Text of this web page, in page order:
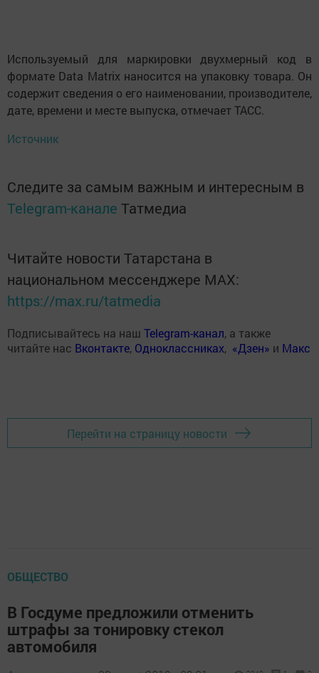
Используемый для маркировки двухмерный код в
формате Data Matrix наносится на упаковку товара. Он
содержит сведения о его наименовании, производителе,
дате, времени и месте выпуска, отмечает ТАСС.
Источник
Следите за самым важным и интересным в
Telegram-канале Татмедиа
Читайте новости Татарстана в
национальном мессенджере MАХ:
https://max.ru/tatmedia
Подписывайтесь на наш Telegram-канал, а также
читайте нас Вконтакте, Одноклассниках, «Дзен» и Макс
Перейти на страницу новости
ОБЩЕСТВО
В Госдуме предложили отменить
штрафы за тонировку стекол
автомобиля